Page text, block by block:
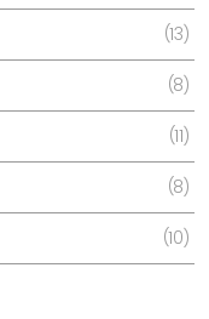
13
8
11
8
10